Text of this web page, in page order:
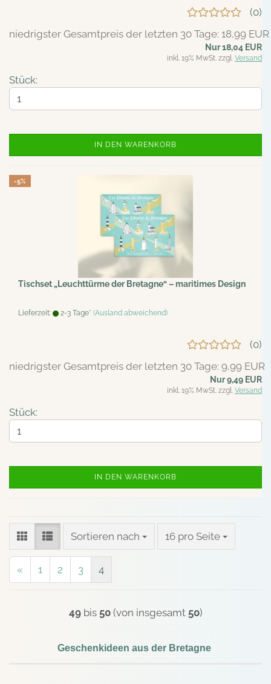
0
niedrigster Gesamtpreis der letzten 30 Tage: 18,99 EUR
Nur 18,04 EUR
inkl. 19% MwSt. zzgl. Versand
Stück:
IN DEN WARENKORB
-5%
Tischset „Leuchttürme der Bretagne“ – maritimes Design
Lieferzeit: 2-3 Tage* (Ausland abweichend)
0
niedrigster Gesamtpreis der letzten 30 Tage: 9,99 EUR
Nur 9,49 EUR
inkl. 19% MwSt. zzgl. Versand
Stück:
IN DEN WARENKORB
Sortieren nach
Sortieren nach 16 pro Seite
pro Seite
« 1 2 3 4
49bis 50(von insgesamt 50)
Geschenkideen aus der Bretagne